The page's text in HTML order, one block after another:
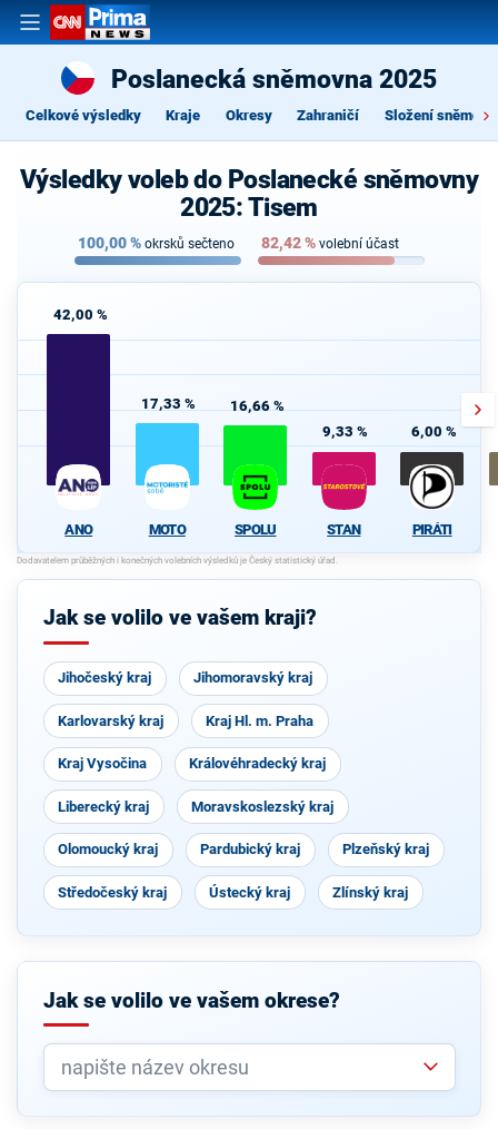
Poslanecká sněmovna 2025
Celkové výsledky Kraje Okresy Zahraničí Složení
Výsledky voleb do Poslanecké sněmovny
2025: Tisem
100,00% okrsků sečteno 82,42% volební účast
42,00 %
ANO
17,33 %
MOTO
16,66 %
SPOLU
9,33 %
STAN
6,00 %
PIRÁTI
Jak se volilo ve vašem kraji?
Jihočeský kraj Jihomoravský kraj
Karlovarský kraj Kraj Hl. m. Praha
Kraj Vysočina Královéhradecký kraj
Liberecký kraj Moravskoslezský kraj
Olomoucký kraj Pardubický kraj Plzeňský kraj
Středočeský kraj Ústecký kraj Zlínský kraj
Jak se volilo ve vašem okrese?